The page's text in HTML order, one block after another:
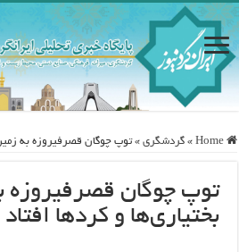
Home
» گردشگری » توپ چوگان قصرفیروزه به
توپ چوگان قصرفیروزه
بختیاری‌ها و کردها افتاد